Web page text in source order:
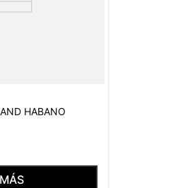
HABANO